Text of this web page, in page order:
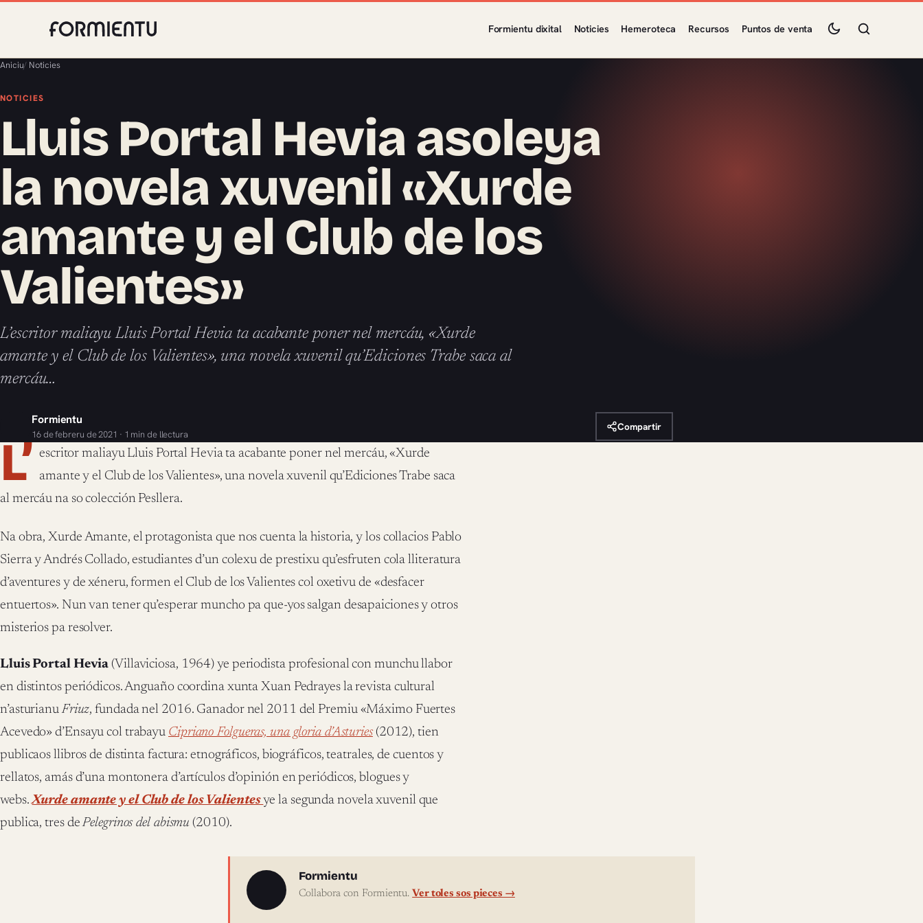
Formientu dixital Noticies Hemeroteca Recursos Puntos de venta
Aniciu/ Noticies
NOTICIES
Lluis Portal Hevia asoleya
la novela xuvenil «Xurde
amante y el Club de los
Valientes»
L’escritor maliayu Lluis Portal Hevia ta acabante poner nel mercáu, «Xurde
amante y el Club de los Valientes», una novela xuvenil qu’Ediciones Trabe saca al
mercáu…
Formientu
16 de febreru de 2021 · 1 min de llectura
Compartir
L’ escritor maliayu Lluis Portal Hevia ta acabante poner nel mercáu, «Xurde
amante y el Club de los Valientes», una novela xuvenil qu’Ediciones Trabe saca
al mercáu na so colección Pesllera.
Na obra, Xurde Amante, el protagonista que nos cuenta la historia, y los collacios Pablo
Sierra y Andrés Collado, estudiantes d’un colexu de prestixu qu’esfruten cola lliteratura
d’aventures y de xéneru, formen el Club de los Valientes col oxetivu de «desfacer
entuertos». Nun van tener qu’esperar muncho pa que-yos salgan desa­­paiciones y otros
misterios pa resolver.
Lluis Portal Hevia (Villaviciosa, 1964) ye periodista profesional con munchu llabor
en distintos periódicos. Anguaño coordina xunta Xuan Pedrayes la revista cultural
n’asturianuFriuz, fundada nel 2016. Ganador nel 2011 del Premiu «Máximo Fuertes
Acevedo» d’Ensayu col trabayu Cipriano Folgueras, una gloria d’Asturies(2012), tien
publicaos llibros de distinta factura: etnográficos, biográficos, teatrales, de cuentos y
rellatos, amás d’una montonera d’artículos d’opinión en periódicos, blogues y
webs.Xurde amante y el Club de los Valientesye la segunda novela xuvenil que
publica, tres dePelegrinos del abismu (2010).
Sobre l'autor
Formientu
Collabora con Formientu. Ver toles sos pieces →